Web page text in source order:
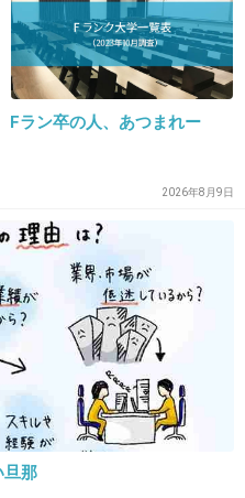
ロ画像だね…
-6
+273
くて女子アナまで枕
？
Fラン卒の人、あつまれー
2026年8月9日
旦那